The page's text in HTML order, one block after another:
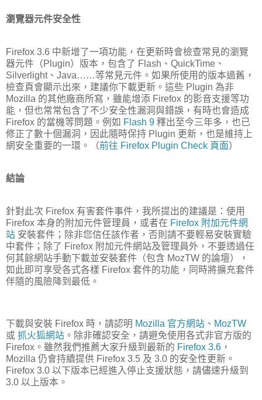
瀏覽器元件安全性
Firefox 3.6 中新增了一項功能，在更新時會檢查常見的瀏覽
器元件（Plugin）版本，包含了 Flash、QuickTime、
Silverlight、Java……等常見元件。如果所使用的版本過舊，
檢查頁會顯示出來，建議你下載更新。這些 Plugin 為非
Mozilla 的其他廠商所寫，雖能增添 Firefox 的影音支援等功
能，但也常常包含了不少安全性漏洞與錯誤，有時也會造成
Firefox 的當機等問題。例如 Flash 9 釋出至今三年多，也已
修正了數十個漏洞，因此隨時保持 Plugin 更新，也是維持上
網安全重要的一環。（前往 Firefox Plugin Check 頁面）
結論
針對此次 Firefox 有害套件事件，我所提出的建議是：使用
Firefox 本身的附加元件管理員，或者在 Firefox 附加元件網
站 安裝套件；除非您信任該作者，否則請不要輕易安裝實驗
中套件；除了 Firefox 附加元件網站及管理員外，不要透過任
何其餘網站手動下載並安裝套件（包含 MozTW 的論壇），
如此即可享受各式各樣 Firefox 套件的功能，同時將擴充套件
伴隨的風險降到最低。
下載與安裝 Firefox 時，請認明 Mozilla 官方網站 、 MozTW
或 抓火狐網站 。除非確認安全，請避免使用各式非官方版的
Firefox。雖然我們推薦大家升級到最新的 Firefox 3.6 ，
Mozilla 仍會持續提供 Firefox 3.5 及 3.0 的安全性更新。
Firefox 3.0 以下版本已經進入停止支援狀態，請儘速升級到
3.0 以上版本。